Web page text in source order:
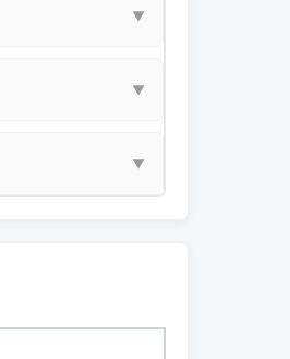
有错或者不能用，
完美兼容，无需纠
。
统设备，普通的
▼
止后台服务、彻底
▼
▼